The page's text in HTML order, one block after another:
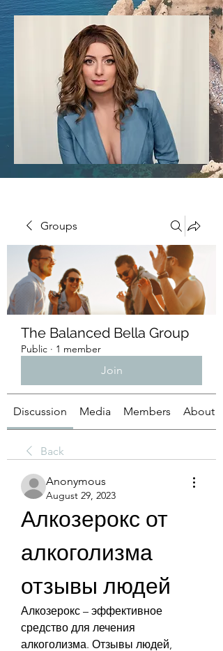
Groups
The Balanced Bella Group
Public · 1 member
Join
Discussion Media Members About
Back
Anonymous
August 29, 2023
Алкозерокс от
алкоголизма
отзывы людей
Алкозерокс – эффективное
средство для лечения
алкоголизма. Отзывы людей,